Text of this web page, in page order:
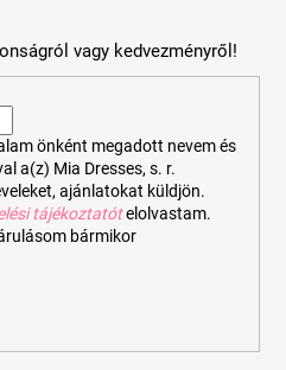
vagy kedvezményről!
önként megadott nevem és
a(z) Mia Dresses, s. r.
ajánlatokat küldjön.
tájékoztatót elolvastam.
bármikor